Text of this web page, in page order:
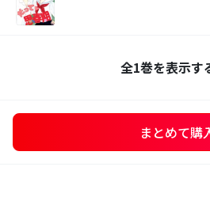
全1巻を表示す
まとめて購